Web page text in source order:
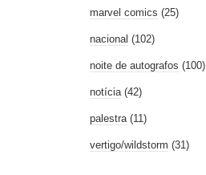
marvel comics (25)
nacional (102)
noite de autografos (100)
notícia (42)
palestra (11)
vertigo/wildstorm (31)